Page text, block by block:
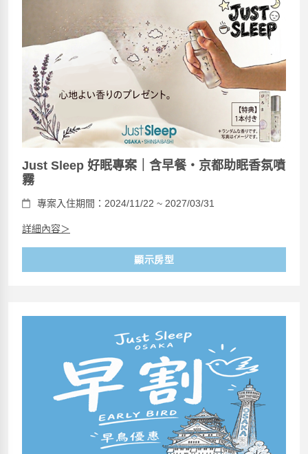
Just Sleep 好眠專案｜含早餐・京都助眠香氛噴
霧
專案入住期間：2024/11/22 ~ 2027/03/31
詳細內容＞
顯示房型